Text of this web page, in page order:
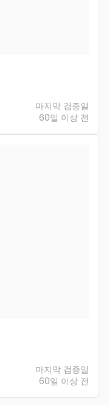
마지막 검증일
60일 이상 전
마지막 검증일
60일 이상 전